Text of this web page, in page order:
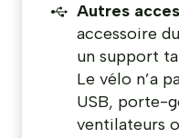
Autres
accessoire
un support
Le vélo n’a
USB, porte-
ventilateurs